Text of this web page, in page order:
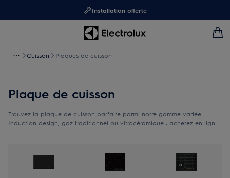
Installation offerte
Cuisson Plaques de cuisson
Plaque de cuisson
Trouvez la plaque de cuisson parfaite parmi notre gamme variée.
Induction design, gaz traditionnel ou vitrocéramique : achetez en ligne